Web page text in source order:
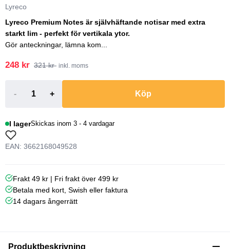
Lyreco
Lyreco Premium Notes är självhäftande notisar med extra
starkt lim - perfekt för vertikala ytor.
Gör anteckningar, lämna kom...
248 kr 321 kr inkl. moms
- + Köp
I lagerSkickas inom 3 - 4 vardagar
EAN: 3662168049528
Frakt 49 kr | Fri frakt över 499 kr
Betala med kort, Swish eller faktura
14 dagars ångerrätt
Produktbeskrivning